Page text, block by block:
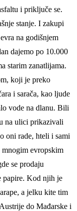
i priključe se.
stanje. I zakupi
na godišnjem
dajemo po 10.000
starim zanatlijama.
koji je preko
i sarača, kao ljude
vode na dlanu. Bili
na ulici prikazivali
oni rade, hteli i sami
evropskim
se prodaju
papire. Kod njih je
a jelku kite tim
do Mađarske i